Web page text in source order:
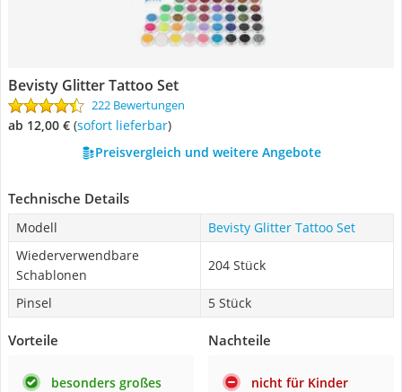
Bevisty Glitter Tattoo Set
222 Bewertungen
ab 12,00 € ( Sofort lieferbar)
Preisvergleich und weitere Angebote
Technische Details
Modell
Bevisty Glitter Tattoo Set
Wiederverwendbare
Schablonen
204 Stück
Pinsel 5 Stück
Vorteile
besonders großes
Nachteile
nicht für Kinder